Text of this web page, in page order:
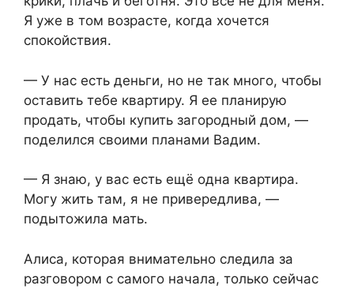
Я уже в том возрасте, когда хочется
спокойствия.
— У нас есть деньги, но не так много, чтобы
оставить тебе квартиру. Я ее планирую
продать, чтобы купить загородный дом, —
поделился своими планами Вадим.
— Я знаю, у вас есть ещё одна квартира.
Могу жить там, я не привередлива, —
подытожила мать.
Алиса, которая внимательно следила за
разговором с самого начала, только сейчас